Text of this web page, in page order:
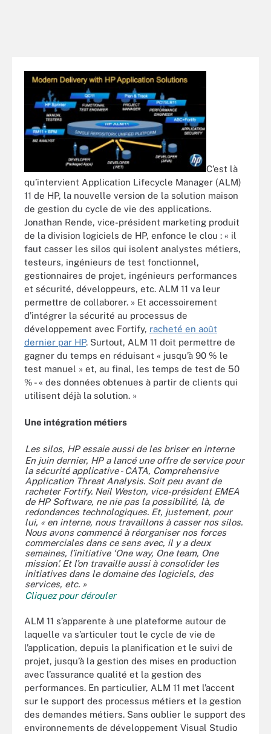
C’est là
qu’intervient Application Lifecycle Manager (ALM)
11 de HP, la nouvelle version de la solution maison
de gestion du cycle de vie des applications.
Jonathan Rende, vice-président marketing produit
de la division logiciels de HP, enfonce le clou : « il
faut casser les silos qui isolent analystes métiers,
testeurs, ingénieurs de test fonctionnel,
gestionnaires de projet, ingénieurs performances
et sécurité, développeurs, etc. ALM 11 va leur
permettre de collaborer. » Et accessoirement
d’intégrer la sécurité au processus de
développement avec Fortify, racheté en août
dernier par HP. Surtout, ALM 11 doit permettre de
gagner du temps en réduisant « jusqu’à 90 % le
test manuel » et, au final, les temps de test de 50
% - « des données obtenues à partir de clients qui
utilisent déjà la solution. »
Une intégration métiers
Les silos, HP essaie aussi de les briser en interne
En juin dernier, HP a lancé une offre de service pour
la sécurité applicative - CATA, Comprehensive
Application Threat Analysis. Soit peu avant de
racheter Fortify. Neil Weston, vice-président EMEA
de HP Software, ne nie pas la possibilité, là, de
redondances technologiques. Et, justement, pour
lui, « en interne, nous travaillons à casser nos silos.
Nous avons commencé à réorganiser nos forces
commerciales dans ce sens avec, il y a deux
semaines, l’initiative ‘One way, One team, One
mission’. Et l’on travaille aussi à consolider les
initiatives dans le domaine des logiciels, des
services, etc. »
Cliquez pour dérouler
ALM 11 s’apparente à une plateforme autour de
laquelle va s’articuler tout le cycle de vie de
l’application, depuis la planification et le suivi de
projet, jusqu’à la gestion des mises en production
avec l’assurance qualité et la gestion des
performances. En particulier, ALM 11 met l’accent
sur le support des processus métiers et la gestion
des demandes métiers. Sans oublier le support des
environnements de développement Visual Studio